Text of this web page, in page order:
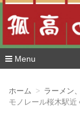
Menu
ホーム
ラーメン
モノレール桜木駅